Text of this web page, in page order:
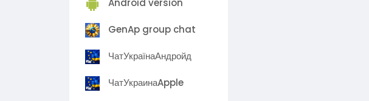
Android version
GenAp group chat
ЧатУкраїнаАндройд
ЧатУкраинаApple